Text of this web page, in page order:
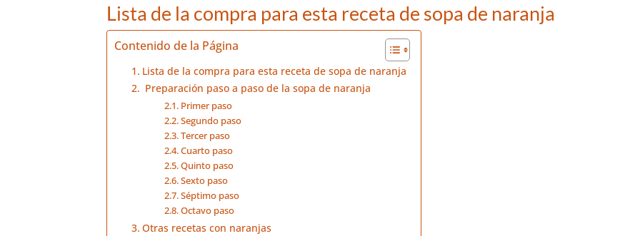
Lista de la compra para esta receta de sopa de naranja
Contenido de la Página
Lista de la compra para esta receta de sopa de naranja
Preparación paso a paso de la sopa de naranja
Primer paso
Segundo paso
Tercer paso
Cuarto paso
Quinto paso
Sexto paso
Séptimo paso
Octavo paso
Otras recetas con naranjas